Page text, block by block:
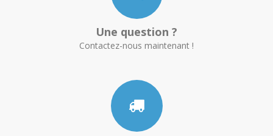
Une question ?
Contactez-nous maintenant !